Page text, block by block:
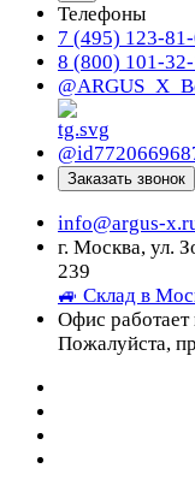
Телефоны
7 (495) 123-81-
8 (800) 101-
Заказать звонок
info@argus-
г. Москва, ул.
239
🚙 Склад в
Офис
Пожалуйста,